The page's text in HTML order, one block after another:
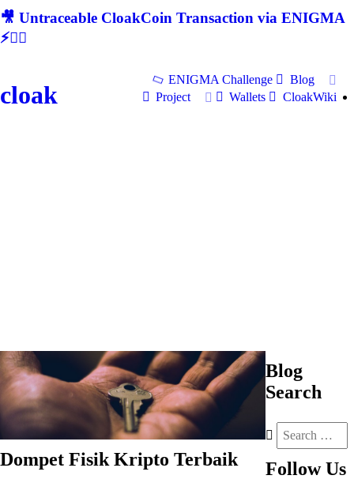
🎥 Untraceable CloakCoin Transaction via ENIGMA
⚡🕵‍♂
cloak
ENIGMA Challenge
Blog
Project
Wallets CloakWiki
Dompet Fisik Kripto Terbaik
Blog
Search
Follow Us